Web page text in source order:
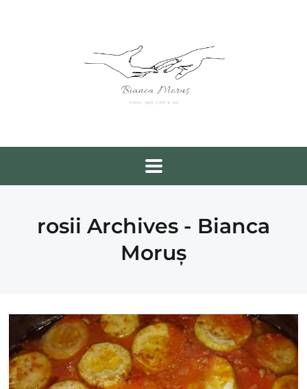
rosii Archives - Bianca
Moruș